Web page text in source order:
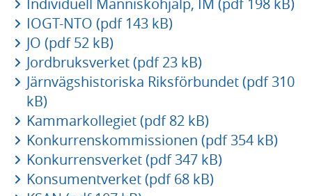
Individuell Människohjälp, IM (pdf 198 kB)
IOGT-NTO (pdf 143 kB)
JO (pdf 52 kB)
Jordbruksverket (pdf 23 kB)
Järnvägshistoriska Riksförbundet (pdf 310
kB)
Kammarkollegiet (pdf 82 kB)
Konkurrenskommissionen (pdf 354 kB)
Konkurrensverket (pdf 347 kB)
Konsumentverket (pdf 68 kB)